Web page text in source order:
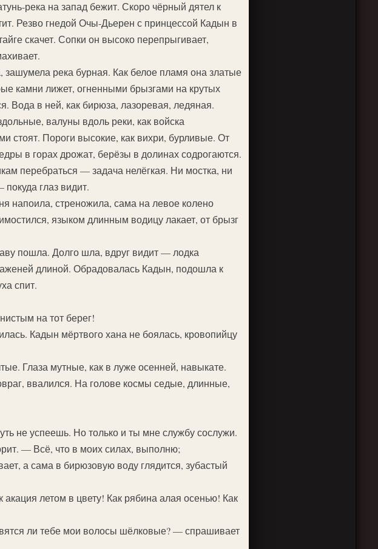
река на запад бежит. Скоро чёрный дятел к
Резво гнедой Очы-Дьерен с принцессой Кадын в
скачет. Сопки он высоко перепрыгивает,
зашумела река бурная. Как белое пламя она златые
камни лижет, огненными брызгами на крутых
Вода в ней, как бирюза, лазоревая, ледяная.
валуны вдоль реки, как войска
стоят. Пороги высокие, как вихри, бурливые. От
в горах дрожат, берёзы в долинах содрогаются.
перебраться — задача нелёгкая. Ни мостка, ни
глаз видит.
напоила, стреножила, сама на левое колено
языком длинным водицу лакает, от брызг
пошла. Долго шла, вдруг видит — лодка
длиной. Обрадовалась Кадын, подошла к
спит.
на тот берег!
Кадын мёртвого хана не боялась, кровопийцу
Глаза мутные, как в луже осенней, навыкате.
ввалился. На голове космы седые, длинные,
не успеешь. Но только и ты мне службу сослужи.
— Всё, что в моих силах, выполню;
а сама в бирюзовую воду глядится, зубастый
летом в цвету! Как рябина алая осенью! Как
ли тебе мои волосы шёлковые? — спрашивает